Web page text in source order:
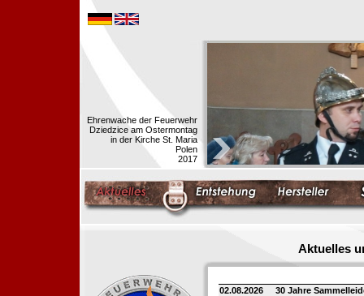
Ehrenwache der Feuerwehr
Dziedzice am Ostermontag
in der Kirche St. Maria
Polen
2017
Aktuelles
02.08.2026 30 Jahre